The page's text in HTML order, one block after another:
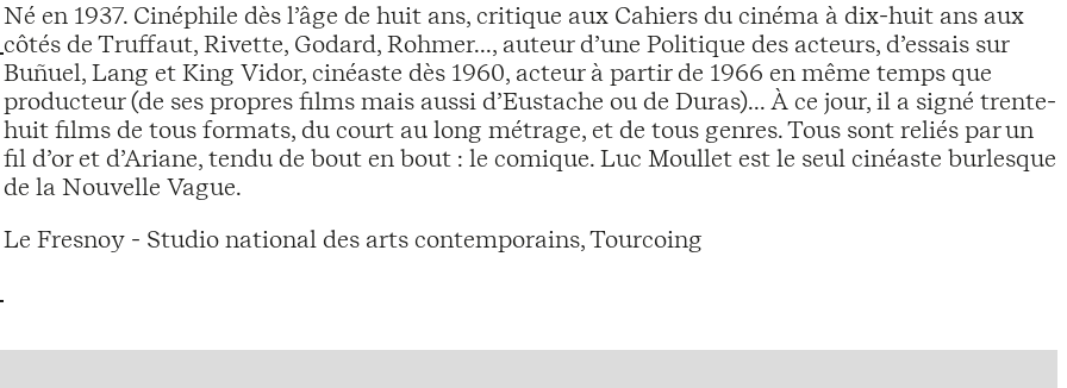
Né en 1937. Cinéphile dès l’âge de huit ans, critique aux Cahiers du cinéma à dix-huit ans aux
côtés de Truffaut, Rivette, Godard, Rohmer..., auteur d’une Politique des acteurs, d’essais sur
Buñuel, Lang et King Vidor, cinéaste dès 1960, acteur à partir de 1966 en même temps que
producteur (de ses propres films mais aussi d’Eustache ou de Duras)... À ce jour, il a signé trente-
huit films de tous formats, du court au long métrage, et de tous genres. Tous sont reliés par un
fil d’or et d’Ariane, tendu de bout en bout : le comique. Luc Moullet est le seul cinéaste burlesque
de la Nouvelle Vague.
Le Fresnoy - Studio national des arts contemporains, Tourcoing